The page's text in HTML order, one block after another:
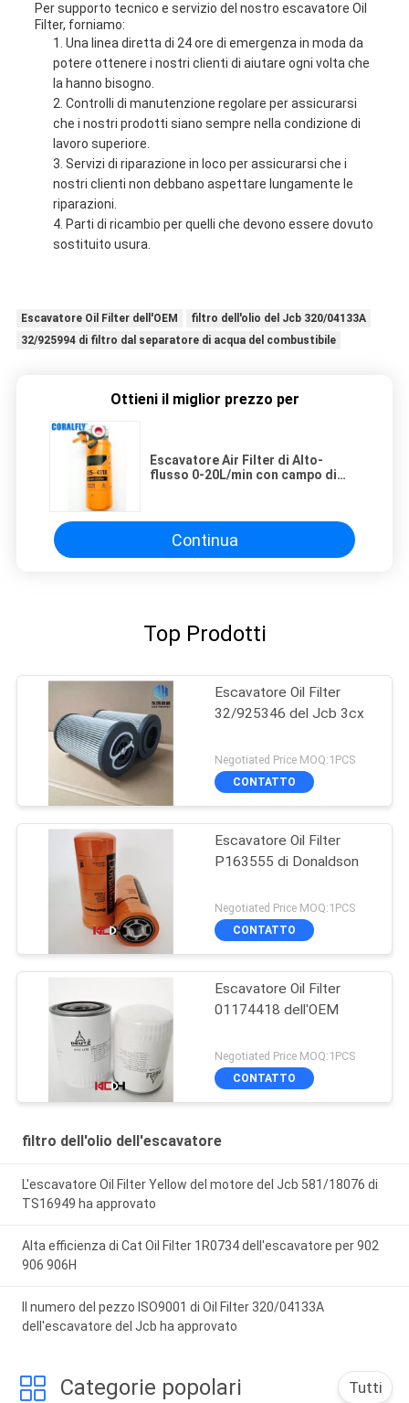
Per supporto tecnico e servizio del nostro escavatore Oil
Filter, forniamo:
Una linea diretta di 24 ore di emergenza in moda da
potere ottenere i nostri clienti di aiutare ogni volta che
la hanno bisogno.
Controlli di manutenzione regolare per assicurarsi
che i nostri prodotti siano sempre nella condizione di
lavoro superiore.
Servizi di riparazione in loco per assicurarsi che i
nostri clienti non debbano aspettare lungamente le
riparazioni.
Parti di ricambio per quelli che devono essere dovuto
sostituito usura.
Escavatore Oil Filter dell'OEM
filtro dell'olio del Jcb 320/04133A
32/925994 di filtro dal separatore di acqua del combustibile
Ottieni il miglior prezzo per
Escavatore Air Filter di Alto-
flusso 0-20L/min con campo di
Continua
Top Prodotti
Escavatore Oil Filter
32/925346 del Jcb 3cx
Negotiated Price MOQ:1PCS
CONTATTO
Escavatore Oil Filter
P163555 di Donaldson
Negotiated Price MOQ:1PCS
CONTATTO
Escavatore Oil Filter
01174418 dell'OEM
Negotiated Price MOQ:1PCS
CONTATTO
filtro dell'olio dell'escavatore
L'escavatore Oil Filter Yellow del motore del Jcb 581/18076 di
TS16949 ha approvato
Alta efficienza di Cat Oil Filter 1R0734 dell'escavatore per 902
906 906H
Il numero del pezzo ISO9001 di Oil Filter 320/04133A
dell'escavatore del Jcb ha approvato
Categorie popolari Tutti